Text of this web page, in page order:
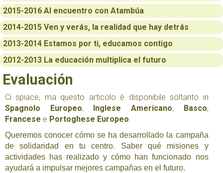
2015-2016 Al encuentro con Atambúa
2014-2015 Ven y verás, la realidad que hay detrás
2013-2014 Estamos por ti, educamos contigo
2012-2013 La educación multiplica el futuro
Evaluación
Ci spiace, ma questo articolo è disponibile soltanto in
Spagnolo Europeo, Inglese Americano, Basco,
Francese e Portoghese Europeo.
Queremos conocer cómo se ha desarrollado la campaña
de solidaridad en tu centro. Saber qué misiones y
actividades has realizado y cómo han funcionado nos
ayudará a impulsar mejores campañas en el futuro.